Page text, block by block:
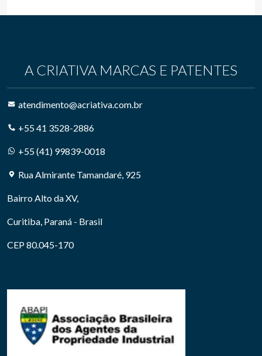
A CRIATIVA MARCAS E PATENTES
atendimento@acriativa.com.br
+55 41 3528-2886
+55 (41) 99839-0018
Rua Almirante Tamandaré, 925
Bairro Alto da XV,